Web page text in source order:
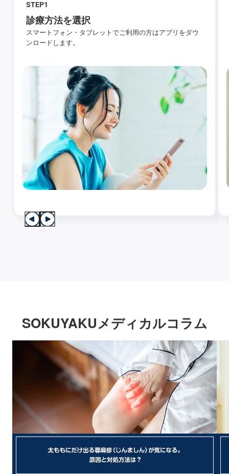
STEP1
診療方法を選択
スマートフォン・タブレットでご利用の方はアプリをダウ
ンロードします。
SOKUYAKUメディカルコラム